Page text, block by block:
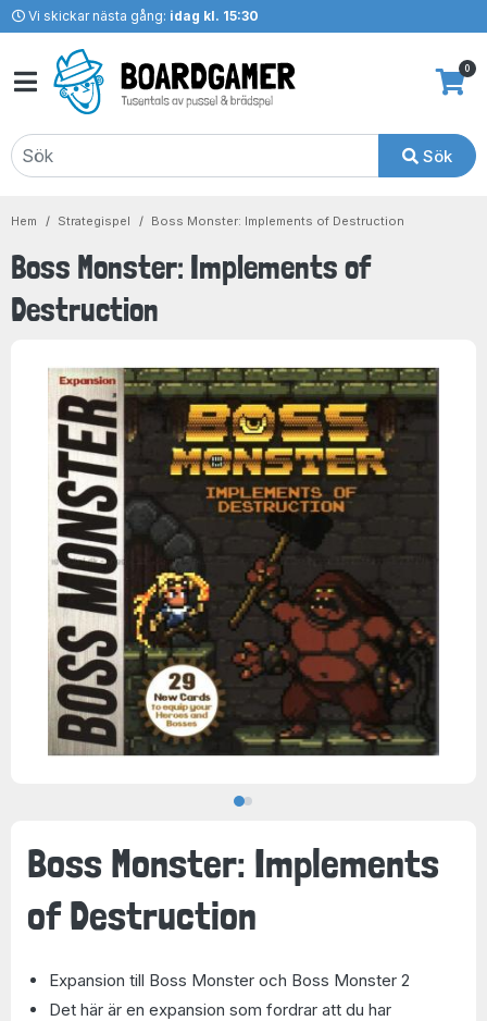
Vi skickar nästa gång: idag kl. 15:30
Sök
0
Hem Strategispel Boss Monster: Implements of Destruction
Boss Monster: Implements of
Destruction
Boss Monster: Implements
of Destruction
Expansion till Boss Monster och Boss Monster 2
Det här är en expansion som fordrar att du har